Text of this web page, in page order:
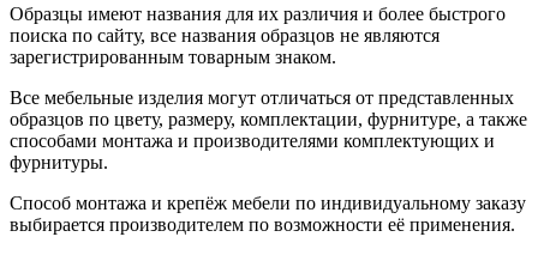
Образцы имеют названия для их различия и более быстрого
поиска по сайту, все названия образцов не являются
зарегистрированным товарным знаком.
Все мебельные изделия могут отличаться от представленных
образцов по цвету, размеру, комплектации, фурнитуре, а также
способами монтажа и производителями комплектующих и
фурнитуры.
Способ монтажа и крепёж мебели по индивидуальному заказу
выбирается производителем по возможности её применения.